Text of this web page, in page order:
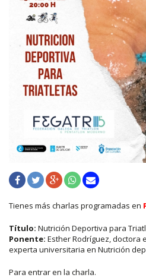
Tienes más charlas programadas en
Título: Nutrición Deportiva para
Ponente: Esther Rodríguez, doctora
experta universitaria en Nutrición
Para entrar en la charla.